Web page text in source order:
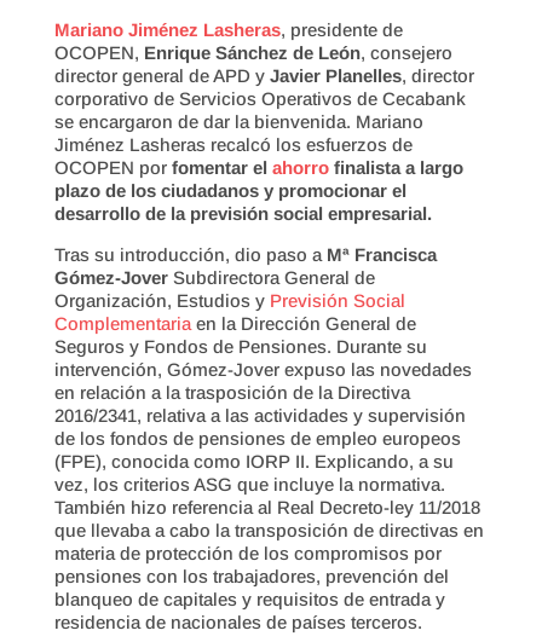
Mariano Jiménez Lasheras, presidente de
OCOPEN, Enrique Sánchez de León, consejero
director general de APD y Javier Planelles, director
corporativo de Servicios Operativos de Cecabank
se encargaron de dar la bienvenida. Mariano
Jiménez Lasheras recalcó los esfuerzos de
OCOPEN por fomentar el ahorrofinalista a largo
plazo de los ciudadanos y promocionar el
desarrollo de la previsión social empresarial.
Tras su introducción, dio paso a Mª Francisca
Gómez-JoverSubdirectora General de
Organización, Estudios y Previsión Social
Complementariaen la Dirección General de
Seguros y Fondos de Pensiones. Durante su
intervención, Gómez-Jover expuso las novedades
en relación a la trasposición de la Directiva
2016/2341, relativa a las actividades y supervisión
de los fondos de pensiones de empleo europeos
(FPE), conocida como IORP II. Explicando, a su
vez, los criterios ASG que incluye la normativa.
También hizo referencia al Real Decreto-ley 11/2018
que llevaba a cabo la transposición de directivas en
materia de protección de los compromisos por
pensiones con los trabajadores, prevención del
blanqueo de capitales y requisitos de entrada y
residencia de nacionales de países terceros.